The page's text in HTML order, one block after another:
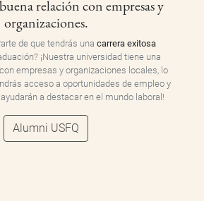
relación con empresas y
organizaciones.
de que tendrás una carrera exitosa
¡Nuestra universidad tiene una
empresas y organizaciones locales, lo
acceso a oportunidades de empleo y
a destacar en el mundo laboral!
Alumni USFQ